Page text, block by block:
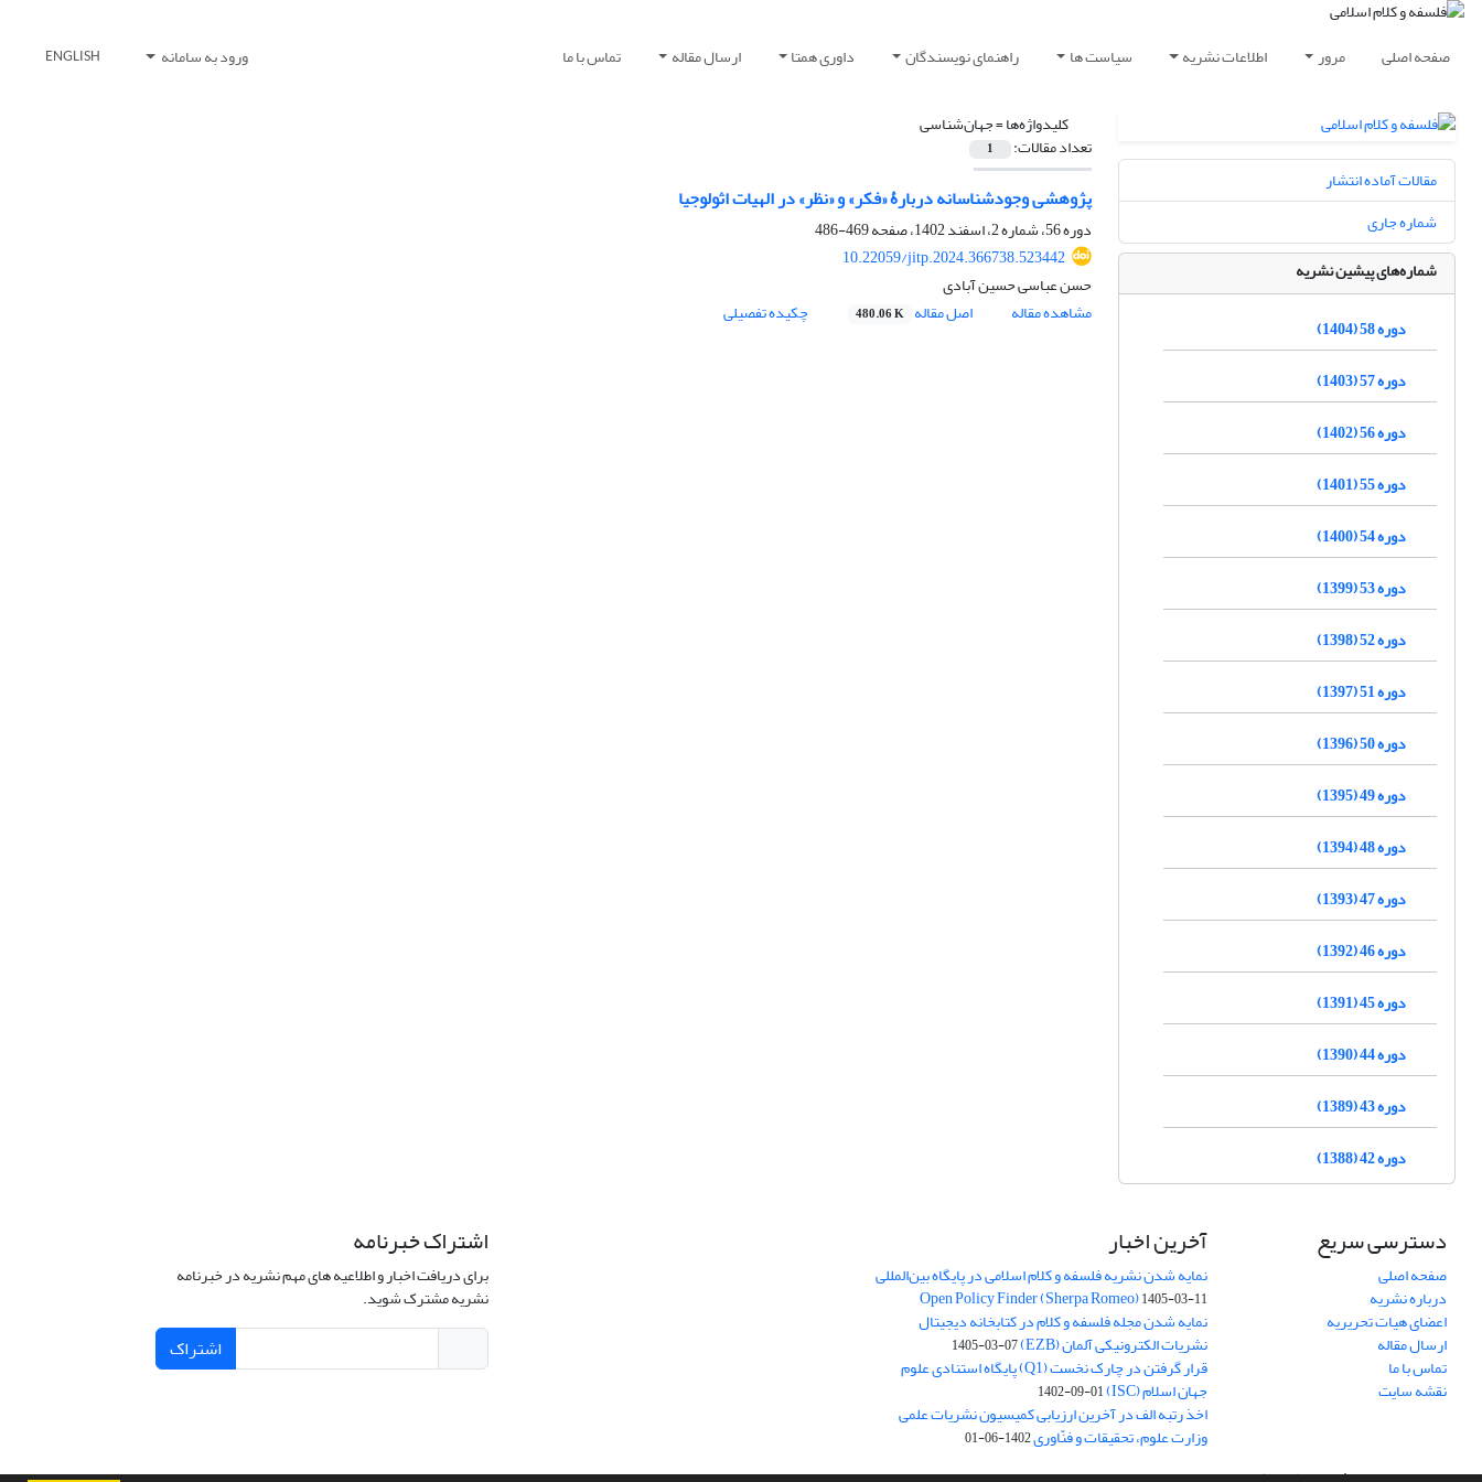
صفحه اصلی مرور اطلاعات نشریه سیاست ها راهنمای نویسندگان داوری همتا ارسال مقاله تماس با ما ورود به سامانه ENGLISH
کلیدواژه‌ها =جهان‌شناسی
تعداد مقالات: 1
پژوهشی وجودشناسانه دربارۀ «فکر» و «نظر» در الهیات اثولوجیا
دوره 56، شماره 2، اسفند 1402، صفحه
469-486
10.22059/jitp.2024.366738.523442
حسن عباسی حسین آبادی
مشاهده مقاله
اصل مقاله 480.06 K چکیده تفصیلی
مقالات آماده انتشار
شماره جاری
شماره‌های پیشین نشریه
دوره 58 (1404)
دوره 57 (1403)
دوره 56 (1402)
دوره 55 (1401)
دوره 54 (1400)
دوره 53 (1399)
دوره 52 (1398)
دوره 51 (1397)
دوره 50 (1396)
دوره 49 (1395)
دوره 48 (1394)
دوره 47 (1393)
دوره 46 (1392)
دوره 45 (1391)
دوره 44 (1390)
دوره 43 (1389)
دوره 42 (1388)
دسترسی سریع
صفحه اصلی
درباره نشریه
اعضای هیات تحریریه
ارسال مقاله
تماس با ما
نقشه سایت
آخرین اخبار
نمایه شدن نشریه فلسفه و کلام اسلامی در پایگاه بین‌المللی
Open Policy Finder (Sherpa Romeo)1405-03-11
نمایه شدن مجله فلسفه و کلام در کتابخانه دیجیتال
نشریات الکترونیکی آلمان (EZB) 1405-03-07
قرار گرفتن در چارک نخست (Q1) پایگاه استنادی علوم
جهان اسلام (ISC) 1402-09-01
اخذ رتبه الف در آخرین ارزیابی کمیسیون نشریات علمی
وزارت علوم، تحقیقات و فنّاوری1402-06-01
اشتراک خبرنامه
برای دریافت اخبار و اطلاعیه های مهم نشریه در خبرنامه
نشریه مشترک شوید.
اشتراک